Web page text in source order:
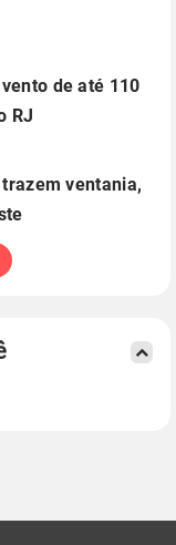
de até 110
RJ
ventania,